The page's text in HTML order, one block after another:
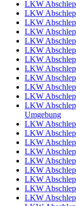
LKW
LKW
LKW
LKW
LKW
LKW
LKW
LKW
LKW
LKW
LKW
LKW
Umgebung
LKW
LKW
LKW
LKW
LKW
LKW
LKW
LKW
LKW